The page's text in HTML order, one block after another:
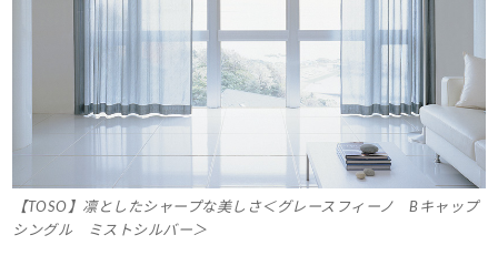
【TOSO】凛としたシャープな美しさ＜グレースフィーノ Bキャップ
シングル ミストシルバー＞